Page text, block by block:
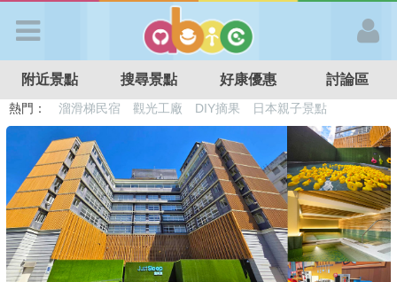
APP登入
首 頁
搜尋景點
好康優惠
附近景點 搜尋景點 好康優惠 討論區
熱門： 溜滑梯民宿 觀光工廠 DIY摘果
日本親子景點
特色遊戲場
親子住房優惠 台北親子餐廳 溫泉泡湯SPA